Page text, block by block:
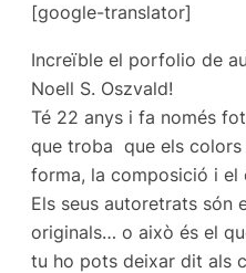
[google-translator]
Increïble el porfolio de
Noell S. Oszvald!
Té 22 anys i fa només
que troba que els colors
forma, la composició i el
Els seus autoretrats són
originals… o això és el
tu ho pots deixar dit als